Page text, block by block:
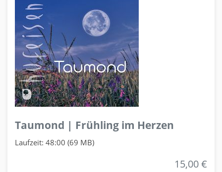
Taumond | Frühling im Herzen
Laufzeit: 48:00 (69 MB)
15,00 €